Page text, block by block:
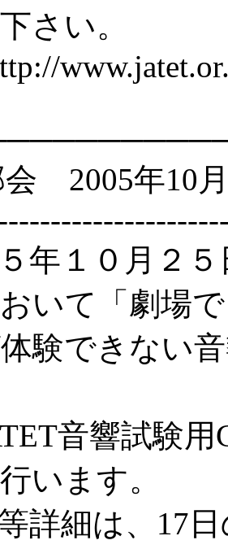
さい。
2005年10
年１０月２
いて「劇場で
験できない
音響試験
います。
詳細は、17